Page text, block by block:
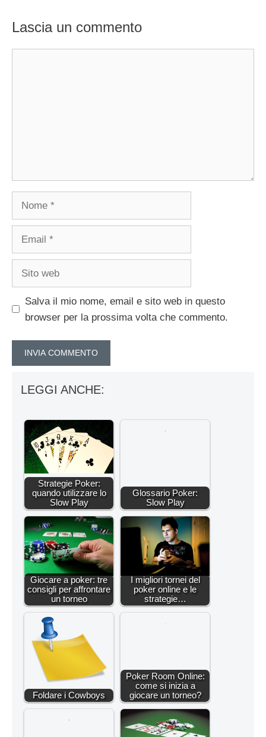
Lascia un commento
Salva il mio nome, email e sito web in questo
browser per la prossima volta che commento.
LEGGI ANCHE:
Strategie Poker:
quando utilizzare lo
Slow Play
Glossario Poker:
Slow Play
Giocare a poker: tre
consigli per affrontare
un torneo
I migliori tornei del
poker online e le
strategie…
Foldare i Cowboys
Poker Room Online:
come si inizia a
giocare un torneo?